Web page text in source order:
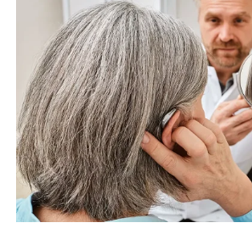
competitiva
Happy
Users